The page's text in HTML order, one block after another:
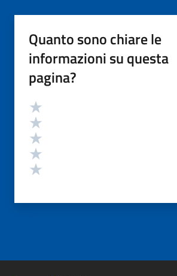
Quanto sono chiare le
informazioni su questa
pagina?
Valutazione